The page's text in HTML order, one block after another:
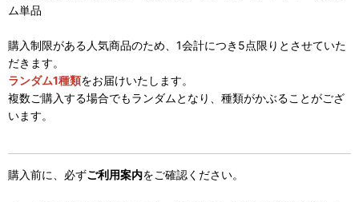
ム単品
購入制限がある人気商品のため、1会計につき5点限りとさせていた
だきます。
ランダム1種類をお届けいたします。
複数ご購入する場合でもランダムとなり、種類がかぶることがござ
います。
購入前に、必ずご利用案内をご確認ください。